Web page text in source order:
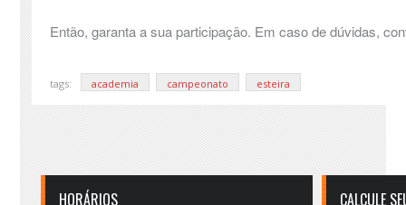
Então, garanta a sua participação. Em caso de dúvidas,
tags: academia campeonato esteira
HORÁRIOS CALCULE